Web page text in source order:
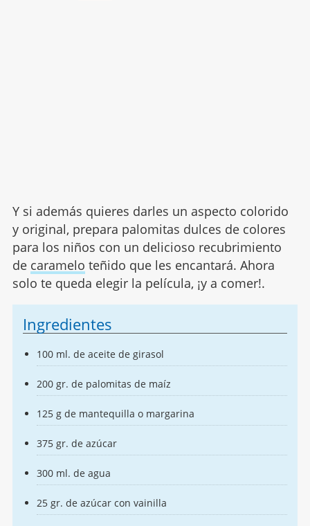
Y si además quieres darles un aspecto colorido
y original, prepara palomitas dulces de colores
para los niños con un delicioso recubrimiento
de caramelo teñido que les encantará. Ahora
solo te queda elegir la película, ¡y a comer!.
Ingredientes
100 ml. de aceite de girasol
200 gr. de palomitas de maíz
125 g de mantequilla o margarina
375 gr. de azúcar
300 ml. de agua
25 gr. de azúcar con vainilla